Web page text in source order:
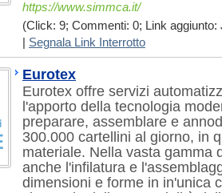
https://www.simmca.it/
(Click: 9; Commenti: 0; Link aggiunto:
Segnala Link Interrotto
Eurotex
Eurotex offre servizi
l'apporto della tecnologia
preparare, assemblare e
300.000 cartellini al giorno, in
materiale. Nella vasta gamma
anche l'infilatura e
dimensioni e forme in in'unica